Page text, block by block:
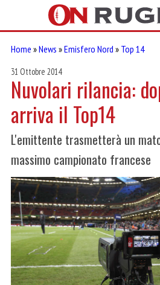
Home »News »Emisfero Nord » Top 14
31 Ottobre 2014
Nuvolari rilancia:
arriva il Top14
L'emittente trasmetterà un
massimo campionato francese